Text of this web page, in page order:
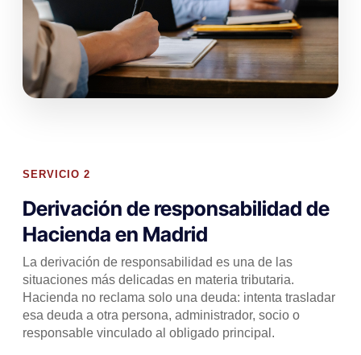
SERVICIO 2
Derivación de responsabilidad de
Hacienda en Madrid
La derivación de responsabilidad es una de las
situaciones más delicadas en materia tributaria.
Hacienda no reclama solo una deuda: intenta trasladar
esa deuda a otra persona, administrador, socio o
responsable vinculado al obligado principal.